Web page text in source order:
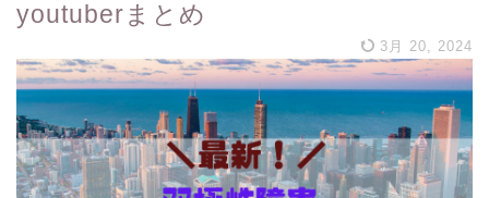
youtuberまとめ
3月 20, 2024